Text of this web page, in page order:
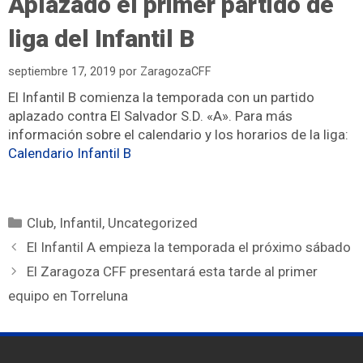
liga del Infantil B
septiembre 17, 2019 por ZaragozaCFF
El Infantil B comienza la temporada con un partido
aplazado contra El Salvador S.D. «A». Para más
información sobre el calendario y los horarios de la liga:
Calendario Infantil B
Club, Infantil, Uncategorized
El Infantil A empieza la temporada el próximo sábado
El Zaragoza CFF presentará esta tarde al primer
equipo en Torreluna